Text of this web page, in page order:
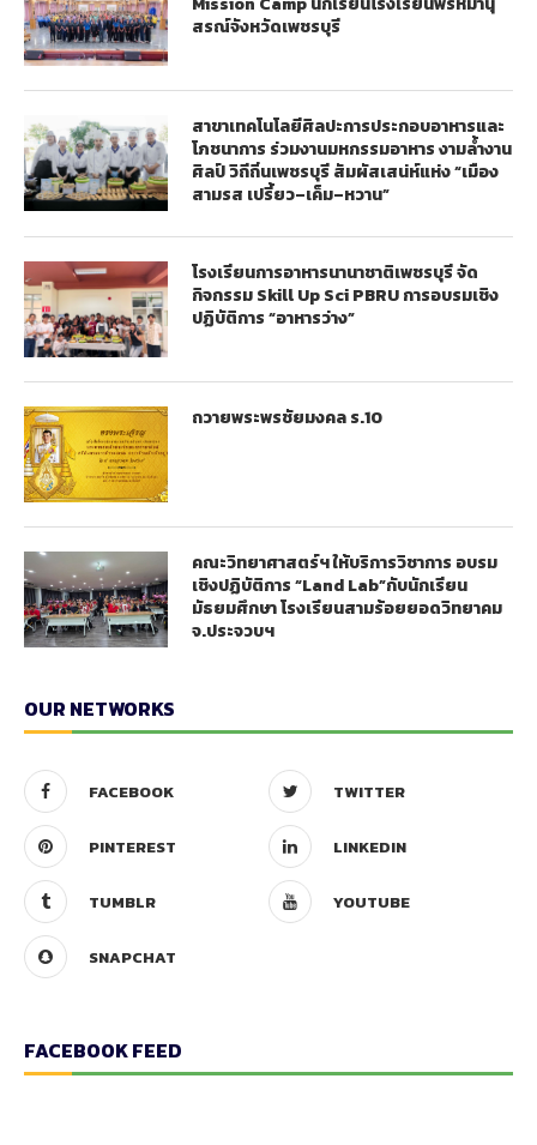
สรณ์จังหวัดเพชรบุรี
สาขาเทคโนโลยีศิลปะการประกอบอาหารและ
โภชนาการ ร่วมงานมหกรรมอาหาร งามล้ำงาน
ศิลป์ วิถีถิ่นเพชรบุรี สัมผัสเสน่ห์แห่ง “เมือง
สามรส เปรี้ยว–เค็ม–หวาน”
โรงเรียนการอาหารนานาชาติเพชรบุรี จัด
กิจกรรม Skill Up Sci PBRU การอบรมเชิง
ปฏิบัติการ “อาหารว่าง”
ถวายพระพรชัยมงคล ร.10
คณะวิทยาศาสตร์ฯ ให้บริการวิชาการ อบรม
เชิงปฏิบัติการ “Land Lab”กับนักเรียน
มัธยมศึกษา โรงเรียนสามร้อยยอดวิทยาคม
จ.ประจวบฯ
OUR NETWORKS
FACEBOOK TWITTER
PINTEREST LINKEDIN
TUMBLR YOUTUBE
SNAPCHAT
FACEBOOK FEED